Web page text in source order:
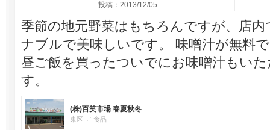
投稿：2013/12/05
季節の地元野菜はもちろんですが、店
ナブルで美味しいです。 味噌汁が無料
昼ご飯を買ったついでにお味噌汁もい
す。
(株)百笑市場 春夏秋冬
東区 食品